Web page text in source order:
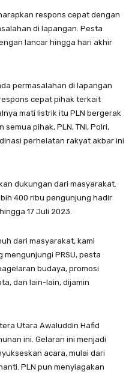
respons cepat dengan
di lapangan. Pesta
lancar hingga hari akhir
permasalahan di lapangan
cepat pihak terkait
mati listrik itu PLN bergerak
pihak, PLN, TNI, Polri,
perhelatan rakyat akbar ini
dukungan dari masyarakat.
400 ribu pengunjung hadir
17 Juli 2023.
dari masyarakat, kami
PRSU, pesta
budaya, promosi
dan lain-lain, dijamin
Utara Awaluddin Hafid
ini. Gelaran ini menjadi
acara, mulai dari
PLN pun menyiagakan